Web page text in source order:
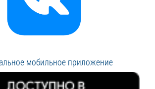
мобильное приложение